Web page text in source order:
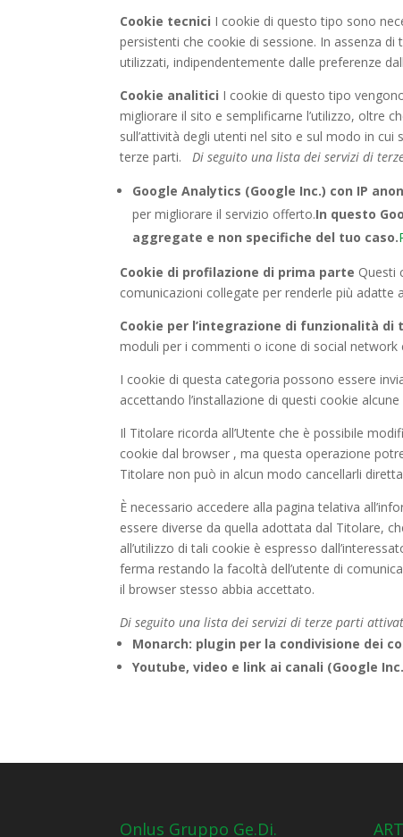
Cookie tecnici I cookie di questo tipo sono
persistenti che cookie di sessione. In assenza
utilizzati, indipendentemente dalle preferenze
Cookie analitici I cookie di questo tipo
migliorare il sito e semplificarne l’utilizzo, oltre
sull’attività degli utenti nel sito e sul modo in
terze parti. Di seguito una lista dei servizi di
Google Analytics (Google Inc.) con IP
per migliorare il servizio offerto.In questo
aggregate e non specifiche del tuo caso.
Cookie di profilazione di prima parte Questi
comunicazioni collegate per renderle più adatte
Cookie per l’integrazione di funzionalità di
moduli per i commenti o icone di social
I cookie di questa categoria possono essere
accettando l’installazione di questi cookie
Il Titolare ricorda all’Utente che è possibile
cookie dal browser , ma questa operazione
Titolare non può in alcun modo cancellarli
È necessario accedere alla pagina telativa
essere diverse da quella adottata dal Titolare,
all’utilizzo di tali cookie è espresso
ferma restando la facoltà dell’utente di
il browser stesso abbia accettato.
Di seguito una lista dei servizi di terze parti
Monarch: plugin per la condivisione dei
Youtube, video e link ai canali (Google
Onlus Gruppo Ge.Di.